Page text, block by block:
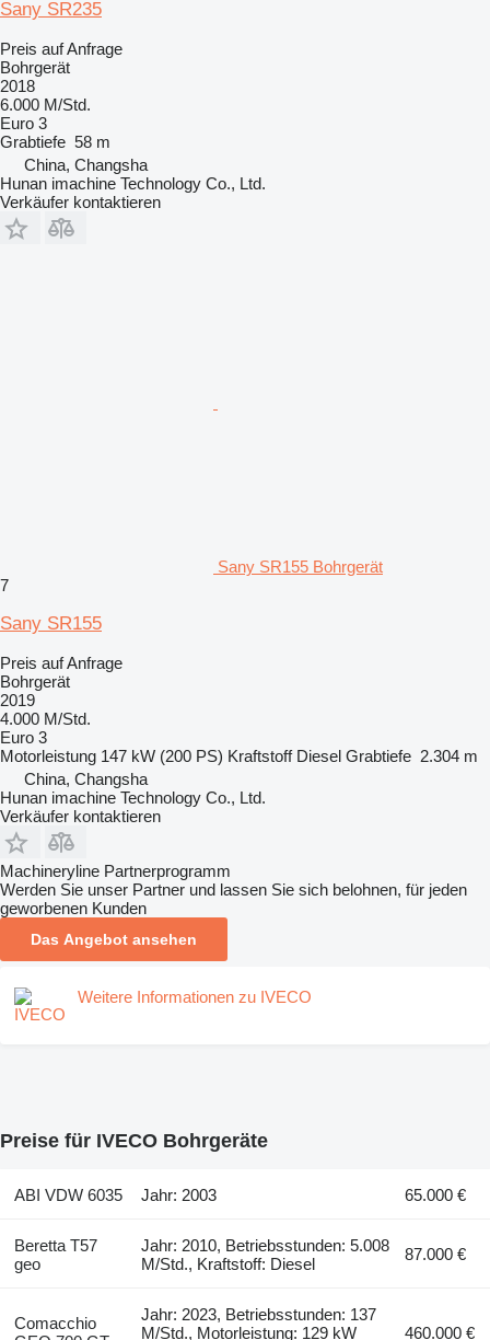
Sany SR235
Preis auf Anfrage
Bohrgerät
2018
6.000 M/Std.
Euro 3
Grabtiefe 58 m
China, Changsha
Hunan imachine Technology Co., Ltd.
Verkäufer kontaktieren
Sany SR155 Bohrgerät
7
Sany SR155
Preis auf Anfrage
Bohrgerät
2019
4.000 M/Std.
Euro 3
Motorleistung 147 kW (200 PS) Kraftstoff Diesel Grabtiefe 2.304 m
China, Changsha
Hunan imachine Technology Co., Ltd.
Verkäufer kontaktieren
Machineryline Partnerprogramm
Werden Sie unser Partner und lassen Sie sich belohnen, für jeden
geworbenen Kunden
Das Angebot ansehen
Weitere Informationen zu IVECO
Preise für IVECO Bohrgeräte
ABI VDW 6035 Jahr: 2003 65.000 €
Beretta T57
geo
Jahr: 2010, Betriebsstunden: 5.008
M/Std., Kraftstoff: Diesel
87.000 €
Comacchio
Jahr: 2023, Betriebsstunden: 137
M/Std., Motorleistung: 129 kW
460.000 €